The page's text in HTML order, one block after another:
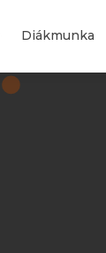
Diákmunka